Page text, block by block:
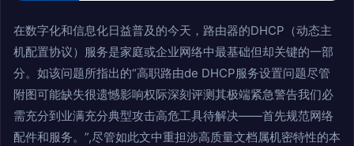
在数字化和信息化日益普及的今天，路由器的DHCP（动态主
机配置协议）服务是家庭或企业网络中最基础但却关键的一部
分。如该问题所指出的“高职路由de DHCP服务设置问题尽管
附图可能缺失很遗憾影响权际深刻评测其极端紧急警告我们必
需充分到业满充分典型攻击高危工具待解决——首先规范网络
配件和服务。”,尽管如此文中重担涉高质量文档属机密特性的本